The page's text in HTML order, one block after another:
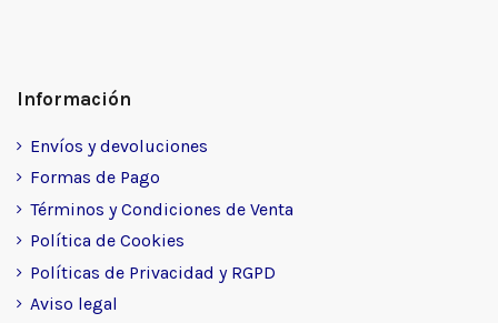
Información
Envíos y devoluciones
Formas de Pago
Términos y Condiciones de Venta
Política de Cookies
Políticas de Privacidad y RGPD
Aviso legal